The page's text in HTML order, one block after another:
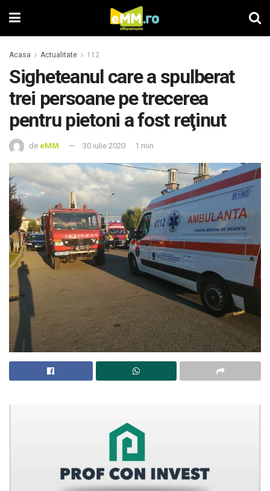
Acasa Actualitate 112
Sigheteanul care a spulberat
trei persoane pe trecerea
pentru pietoni a fost reţinut
de eMM 30 iulie 2020 1 min